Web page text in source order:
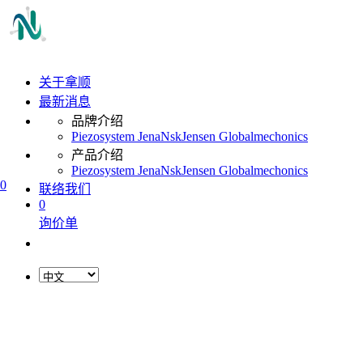
0
关于拿顺
最新消息
品牌介绍
Piezosystem JenaNskJensen Globalmechonics
产品介绍
Piezosystem JenaNskJensen Globalmechonics
联络我们
0
询价单